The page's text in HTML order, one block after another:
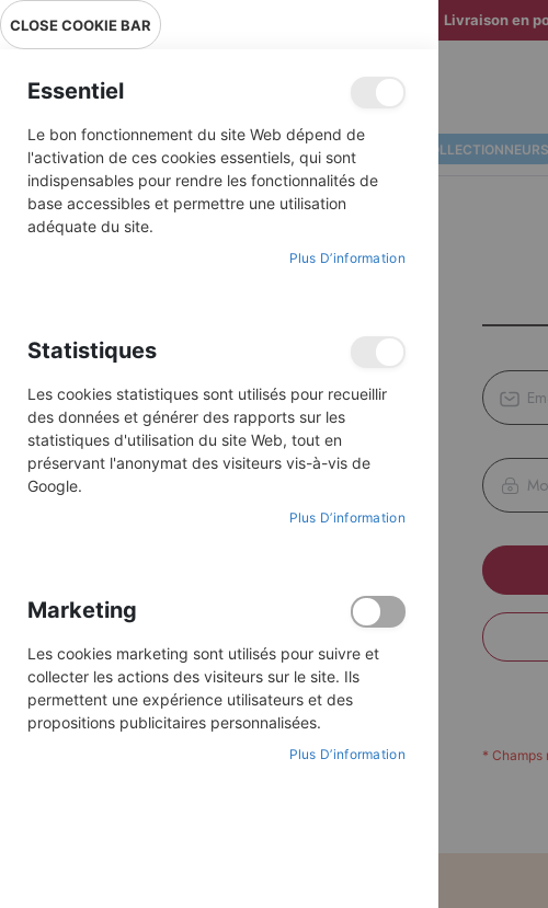
Livraison en
ALBUMS ILLUSTRÉS BD COLLECTIONNEURS
CLOSE COOKIE BAR
Essentiel
Le bon fonctionnement du site Web dépend de
l'activation de ces cookies essentiels, qui sont
indispensables pour rendre les fonctionnalités de
base accessibles et permettre une utilisation
adéquate du site.
Plus D’information
Statistiques
Les cookies statistiques sont utilisés pour recueillir
des données et générer des rapports sur les
statistiques d'utilisation du site Web, tout en
préservant l'anonymat des visiteurs vis-à-vis de
Google.
Plus D’information
Marketing
Les cookies marketing sont utilisés pour suivre et
collecter les actions des visiteurs sur le site. Ils
permettent une expérience utilisateurs et des
propositions publicitaires personnalisées.
Plus D’information